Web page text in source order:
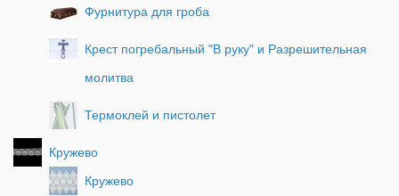
Фурнитура для гроба
Крест погребальный "В руку" и Разрешительная
молитва
Термоклей и пистолет
Кружево
Кружево